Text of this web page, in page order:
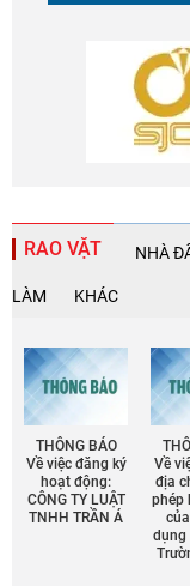
RAO VẶT NHÀ
LÀM KHÁC
THÔNG BÁO
Về việc đăng ký
hoạt động:
CÔNG TY LUẬT
TNHH TRẦN Á
Về
địa
phép
dụng